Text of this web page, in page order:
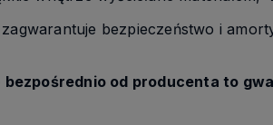
zagwarantuje bezpieczeństwo i
od producenta to